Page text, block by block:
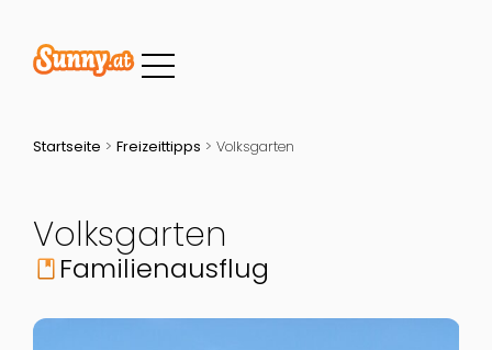
Startseite > Freizeittipps > Volksgarten
Volksgarten
book Familienausflug